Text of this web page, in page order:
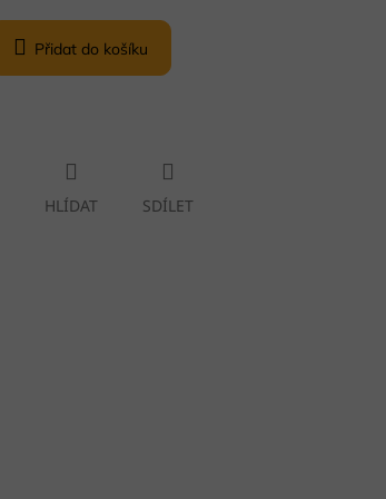
Přidat do košíku
HLÍDAT SDÍLET